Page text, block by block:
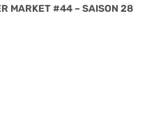
MARKET #44 – SAISON 28